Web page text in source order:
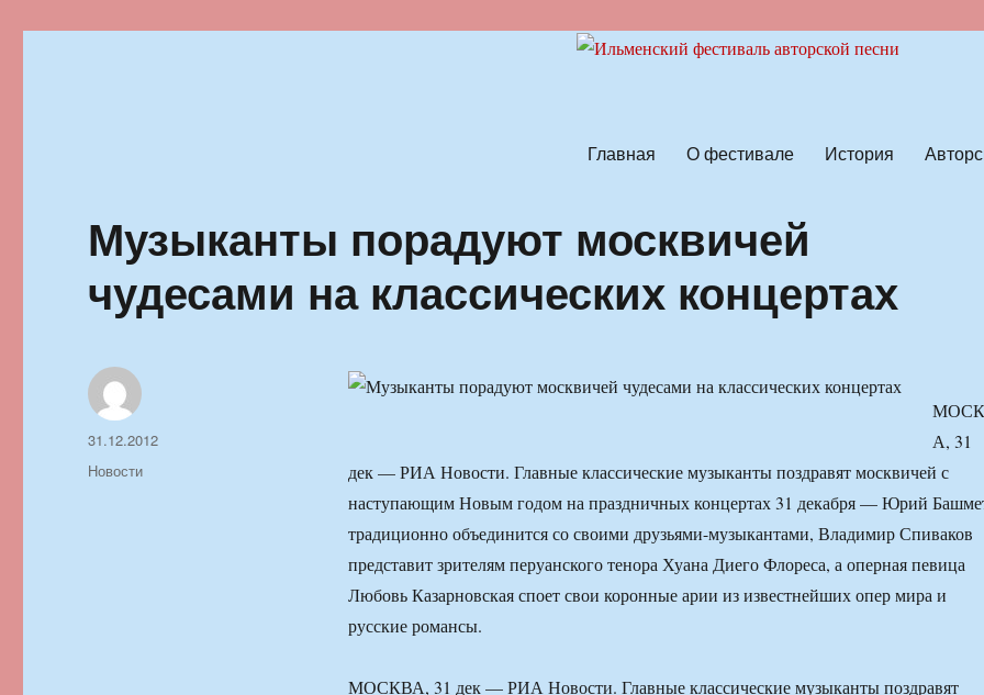
Главная О фестивале История
Музыканты порадуют москвичей
чудесами на классических концертах
А, 31
дек — РИА Новости. Главные классические музыканты поздравят москвичей с
наступающим Новым годом на праздничных концертах 31 декабря — Юрий
традиционно объединится со своими друзьями-музыкантами, Владимир Спиваков
представит зрителям перуанского тенора Хуана Диего Флореса, а оперная певица
Любовь Казарновская споет свои коронные арии из известнейших опер мира и
русские романсы.
МОСКВА, 31 дек — РИА Новости. Главные классические музыканты поздравят
Автор
Опубликовано
31.12.2012
Рубрики
Новости